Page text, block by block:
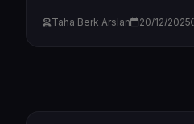
makineleridir. Bu makineler,...
Taha Berk Arslan 20/12/2025